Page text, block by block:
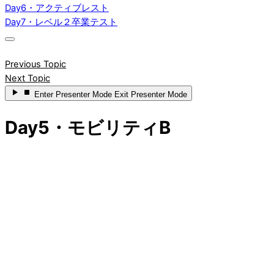
Day6・アクティブレスト
Day7・レベル２卒業テスト
Previous Topic
Next Topic
Enter Presenter Mode Exit Presenter Mode
Day5・モビリティB